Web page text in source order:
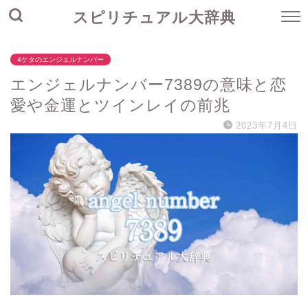
スピリチュアル大辞典
4ケタのエンジェルナンバー
エンジェルナンバー7389の意味と恋
愛や金運とツインレイの前兆
2023年7月4日